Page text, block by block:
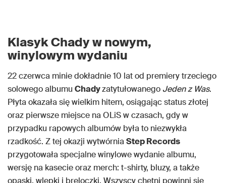
Klasyk Chady w nowym,
winylowym wydaniu
22 czerwca minie dokładnie 10 lat od premiery trzeciego
solowego albumu Chadyzatytułowanego Jeden z Was.
Płyta okazała się wielkim hitem, osiągając status złotej
oraz pierwsze miejsce na OLiS w czasach, gdy w
przypadku rapowych albumów była to niezwykła
rzadkość. Z tej okazji wytwórniaStep Records
przygotowała specjalne winylowe wydanie albumu,
wersję na kasecie oraz merch: t-shirty, bluzy, a także